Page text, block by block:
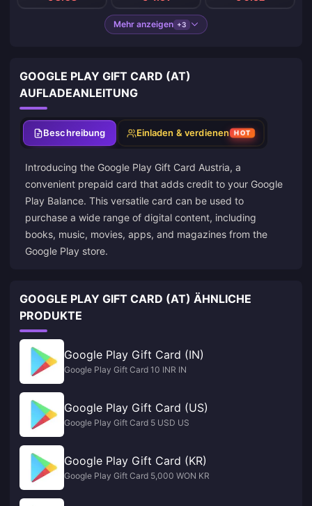
Mehr anzeigen +3
GOOGLE PLAY GIFT CARD (AT)
AUFLADEANLEITUNG
Beschreibung Einladen & verdienen HOT
Introducing the Google Play Gift Card Austria, a
convenient prepaid card that adds credit to your Google
Play Balance. This versatile card can be used to
purchase a wide range of digital content, including
books, music, movies, apps, and magazines from the
Google Play store.
GOOGLE PLAY GIFT CARD (AT) ÄHNLICHE
PRODUKTE
Google Play Gift Card (IN)
Google Play Gift Card 10 INR IN
Google Play Gift Card (US)
Google Play Gift Card 5 USD US
Google Play Gift Card (KR)
Google Play Gift Card 5,000 WON KR